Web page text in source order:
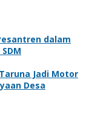
dalam
Jadi Motor
Desa